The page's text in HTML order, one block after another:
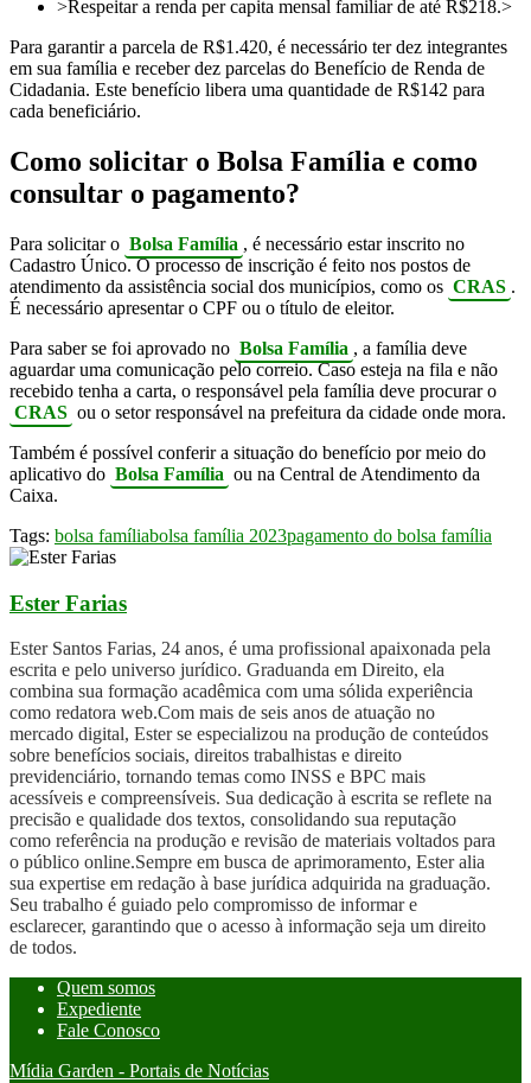
>Respeitar a renda per capita mensal familiar de até R$218.>
Para garantir a parcela de R$1.420, é necessário ter dez integrantes
em sua família e receber dez parcelas do Benefício de Renda de
Cidadania. Este benefício libera uma quantidade de R$142 para
cada beneficiário.
Como solicitar o Bolsa Família e como
consultar o pagamento?
Para solicitar o Bolsa Família , é necessário estar inscrito no
Cadastro Único. O processo de inscrição é feito nos postos de
atendimento da assistência social dos municípios, como os CRAS .
É necessário apresentar o CPF ou o título de eleitor.
Para saber se foi aprovado no Bolsa Família , a família deve
aguardar uma comunicação pelo correio. Caso esteja na fila e não
recebido tenha a carta, o responsável pela família deve procurar o
CRAS ou o setor responsável na prefeitura da cidade onde mora.
Também é possível conferir a situação do benefício por meio do
aplicativo do Bolsa Família ou na Central de Atendimento da
Caixa.
Tags: bolsa famíliabolsa família 2023pagamento do bolsa família
Ester Farias
Ester Santos Farias, 24 anos, é uma profissional apaixonada pela
escrita e pelo universo jurídico. Graduanda em Direito, ela
combina sua formação acadêmica com uma sólida experiência
como redatora web.Com mais de seis anos de atuação no
mercado digital, Ester se especializou na produção de conteúdos
sobre benefícios sociais, direitos trabalhistas e direito
previdenciário, tornando temas como INSS e BPC mais
acessíveis e compreensíveis. Sua dedicação à escrita se reflete na
precisão e qualidade dos textos, consolidando sua reputação
como referência na produção e revisão de materiais voltados para
o público online.Sempre em busca de aprimoramento, Ester alia
sua expertise em redação à base jurídica adquirida na graduação.
Seu trabalho é guiado pelo compromisso de informar e
esclarecer, garantindo que o acesso à informação seja um direito
de todos.
Quem somos
Expediente
Fale Conosco
Mídia Garden - Portais de Notícias